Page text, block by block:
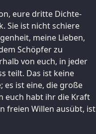
eure dritte Dichte-
Sie ist nicht schiere
meine Lieben,
Schöpfer zu
von euch, in jeder
teilt. Das ist keine
es ist eine, die große
euch habt ihr die Kraft
freien Willen ausübt, ist